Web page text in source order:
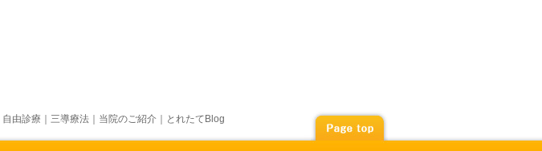
自由診療 三導療法 当院のご紹介 とれたてBlog